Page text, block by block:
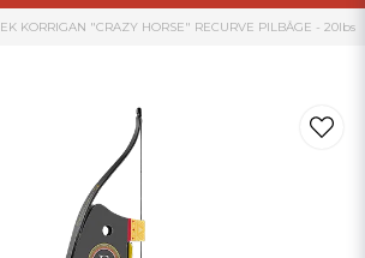
EK KORRIGAN "CRAZY HORSE" RECURVE PILBÅGE - 20Ibs